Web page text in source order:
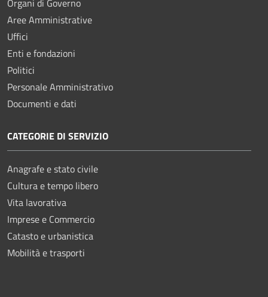
Organi di Governo
Aree Amministrative
Uffici
Enti e fondazioni
Politici
Personale Amministrativo
Documenti e dati
CATEGORIE DI SERVIZIO
Anagrafe e stato civile
Cultura e tempo libero
Vita lavorativa
Imprese e Commercio
Catasto e urbanistica
Mobilità e trasporti